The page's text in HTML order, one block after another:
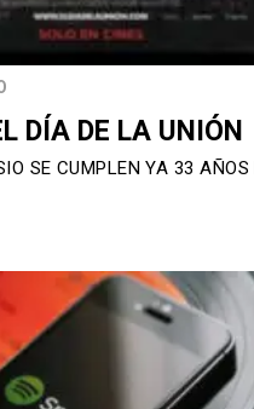
DÍA DE LA UNIÓN
SE CUMPLEN YA 33 AÑOS